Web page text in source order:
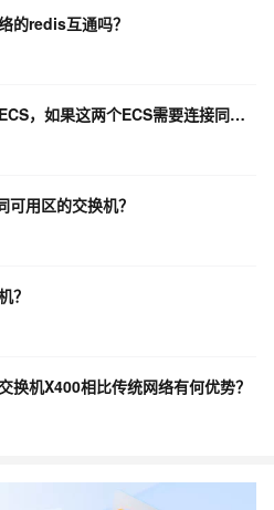
的redis互通吗？
VPC中通过交换机分割了两个ECS，如果这两个ECS需要连接同一个数据库，应该怎么配置？
用区的交换机？
？
换机X400相比传统网络有何优势？